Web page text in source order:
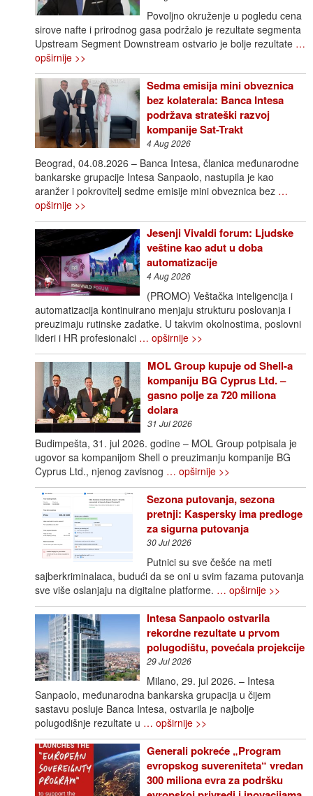
Povoljno okruženje u pogledu cena
sirove nafte i prirodnog gasa podržalo je rezultate segmenta
Upstream Segment Downstream ostvario je bolje rezultate …
opširnije >>
Sedma emisija mini obveznica
bez kolaterala: Banca Intesa
podržava strateški razvoj
kompanije Sat-Trakt
4 Aug 2026
Beograd, 04.08.2026 – Banca Intesa, članica međunarodne
bankarske grupacije Intesa Sanpaolo, nastupila je kao
aranžer i pokrovitelj sedme emisije mini obveznica bez …
opširnije >>
Jesenji Vivaldi forum: Ljudske
veštine kao adut u doba
automatizacije
4 Aug 2026
(PROMO) Veštačka inteligencija i
automatizacija kontinuirano menjaju strukturu poslovanja i
preuzimaju rutinske zadatke. U takvim okolnostima, poslovni
lideri i HR profesionalci … opširnije >>
MOL Group kupuje od Shell-a
kompaniju BG Cyprus Ltd. –
gasno polje za 720 miliona
dolara
31 Jul 2026
Budimpešta, 31. jul 2026. godine – MOL Group potpisala je
ugovor sa kompanijom Shell o preuzimanju kompanije BG
Cyprus Ltd., njenog zavisnog … opširnije >>
Sezona putovanja, sezona
pretnji: Kaspersky ima predloge
za sigurna putovanja
30 Jul 2026
Putnici su sve češće na meti
sajberkriminalaca, budući da se oni u svim fazama putovanja
sve više oslanjaju na digitalne platforme. … opširnije >>
Intesa Sanpaolo ostvarila
rekordne rezultate u prvom
polugodištu, povećala projekcije
29 Jul 2026
Milano, 29. jul 2026. – Intesa
Sanpaolo, međunarodna bankarska grupacija u čijem
sastavu posluje Banca Intesa, ostvarila je najbolje
polugodišnje rezultate u … opširnije >>
Generali pokreće „Program
evropskog suvereniteta“ vredan
300 miliona evra za podršku